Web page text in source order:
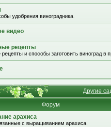
удобрения виноградника.
видео
рецепты
и способы заготовить виноград в
Другие
Форум
арахиса
с выращиванием арахиса.